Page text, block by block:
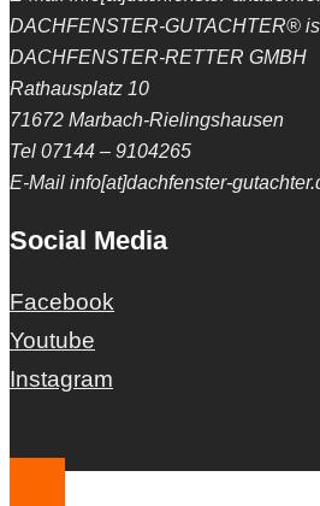
DACHFENSTER-GUTACHTER®
DACHFENSTER-RETTER GMBH
Rathausplatz 10
71672 Marbach-Rielingshausen
Tel 07144 – 9104265
E-Mail info[at]dachfenster-
Social Media
Facebook
Youtube
Instagram